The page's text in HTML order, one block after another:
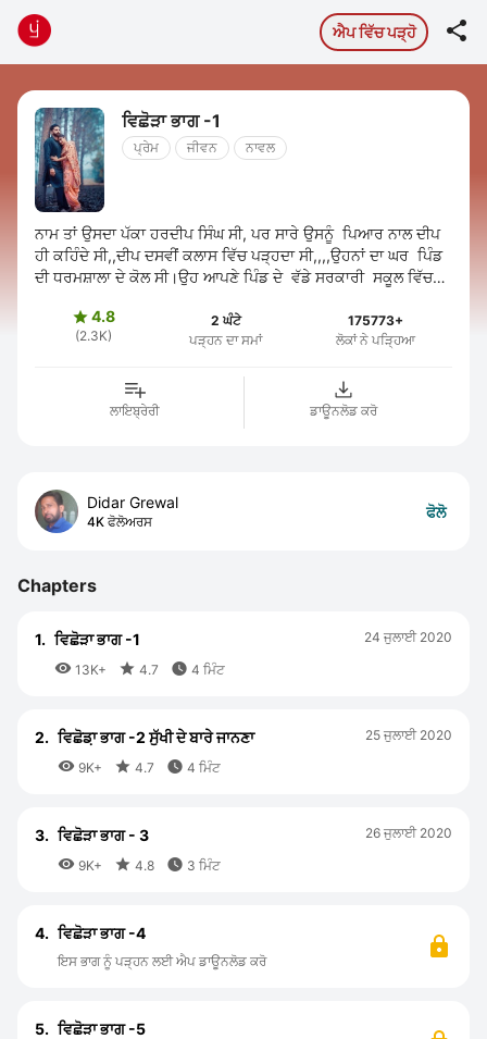
ਐਪ ਵਿੱਚ ਪੜ੍ਹੋ 
ਵਿਛੋੜਾ ਭਾਗ -1
ਪ੍ਰੇਮ ਜੀਵਨ ਨਾਵਲ
ਨਾਮ ਤਾਂ ਉਸਦਾ ਪੱਕਾ ਹਰਦੀਪ ਸਿੰਘ ਸੀ, ਪਰ ਸਾਰੇ ਉਸਨੂੰ ਪਿਆਰ ਨਾਲ ਦੀਪ
ਹੀ ਕਹਿੰਦੇ ਸੀ,,ਦੀਪ ਦਸਵੀਂ ਕਲਾਸ ਵਿੱਚ ਪੜ੍ਹਦਾ ਸੀ,,,,ਉਹਨਾਂ ਦਾ ਘਰ ਪਿੰਡ
ਦੀ ਧਰਮਸ਼ਾਲਾ ਦੇ ਕੋਲ ਸੀ।ਉਹ ਆਪਣੇ ਪਿੰਡ ਦੇ ਵੱਡੇ ਸਰਕਾਰੀ ਸਕੂਲ ਵਿੱਚ
4.8
(2.3K)
2 ਘੰਟੇ
ਪੜ੍ਹਨ ਦਾ ਸਮਾਂ
175773+
ਲੋਕਾਂ ਨੇ ਪੜ੍ਹਿਆ
ਲਾਇਬ੍ਰੇਰੀ ਡਾਊਨਲੋਡ ਕਰੋ
Didar Grewal
4K ਫੋਲੋਅਰਸ
ਫੋਲੋ
Chapters
1. ਵਿਛੋੜਾ ਭਾਗ -1
 13K+  4.7  4 ਮਿੰਟ
24 ਜੁਲਾਈ 2020
2. ਵਿਛੋਡ਼ਾ ਭਾਗ -2 ਸੁੱਖੀ ਦੇ ਬਾਰੇ ਜਾਨਣਾ
 9K+  4.7  4 ਮਿੰਟ
25 ਜੁਲਾਈ 2020
3. ਵਿਛੋੜਾ ਭਾਗ - 3
 9K+  4.8  3 ਮਿੰਟ
26 ਜੁਲਾਈ 2020
4. ਵਿਛੋੜਾ ਭਾਗ -4
ਇਸ ਭਾਗ ਨੂੰ ਪੜ੍ਹਨ ਲਈ ਐਪ ਡਾਊਨਲੋਡ ਕਰੋ
5. ਵਿਛੋੜਾ ਭਾਗ -5